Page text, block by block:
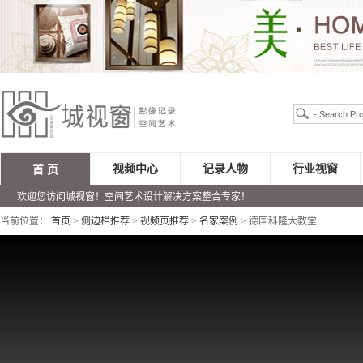
首 页
欢迎您访问城视窗！空间艺术设计解决方案整合专家！
视频中心 记录人物 行业视窗
当前位置： 首页 > 侧边栏推荐 > 视频页推荐 > 名家案例 > 德国科隆大教堂